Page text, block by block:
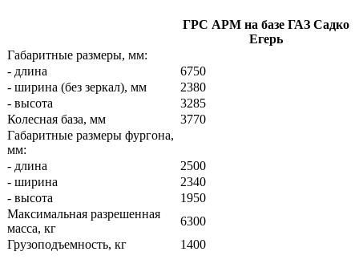
ГРС АРМ на базе ГАЗ Садко
Егерь
Габаритные размеры, мм:
- длина
6750
- ширина (без зеркал), мм
2380
- высота
3285
Колесная база, мм
3770
Габаритные размеры фургона,
мм:
- длина
2500
- ширина
2340
- высота
1950
Максимальная разрешенная
масса, кг
6300
Грузоподъемность, кг
1400